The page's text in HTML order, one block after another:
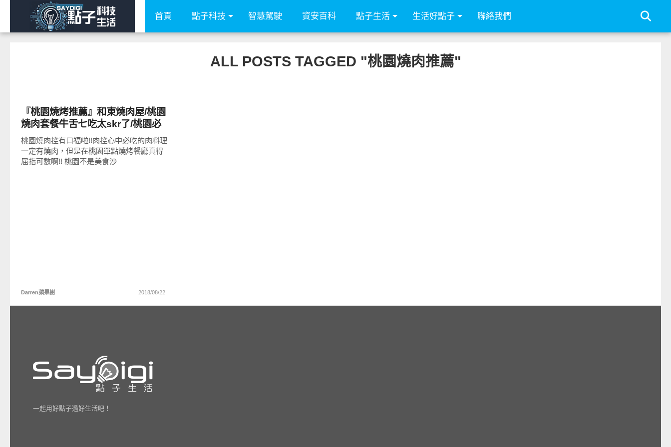
首頁 點子科技 智慧駕駛 資安百科 點子生活 生活好點子 聯絡我們
ALL POSTS TAGGED "桃園燒肉推薦"
『桃園燒烤推薦』和東燒肉屋/桃園
燒肉套餐牛舌七吃太skr了/桃園必
吃燒肉餐廳推薦
桃園燒肉控有口福啦!!肉控心中必吃的肉料理
一定有燒肉，但是在桃園單點燒烤餐廳真得
屈指可數啊!! 桃園不是美食沙
Darren蘋果樹 2018/08/22
一起用好點子過好生活吧！